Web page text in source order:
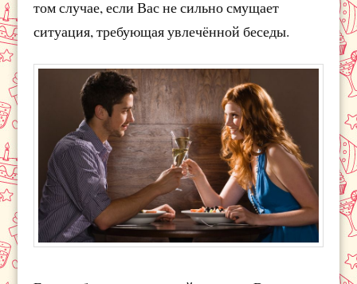
том случае, если Вас не сильно смущает
ситуация, требующая увлечённой беседы.